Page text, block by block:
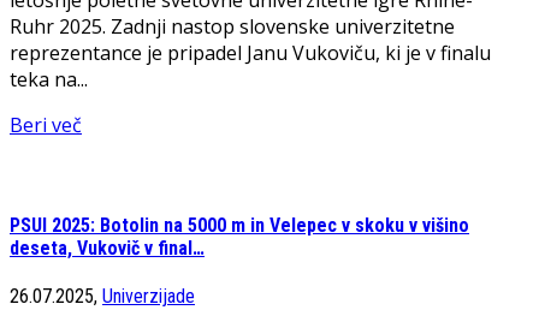
Ruhr 2025. Zadnji nastop slovenske univerzitetne
reprezentance je pripadel Janu Vukoviču, ki je v finalu
teka na...
Beri več
PSUI 2025: Botolin na 5000 m in Velepec v skoku v višino
deseta, Vukovič v final…
26.07.2025, Univerzijade